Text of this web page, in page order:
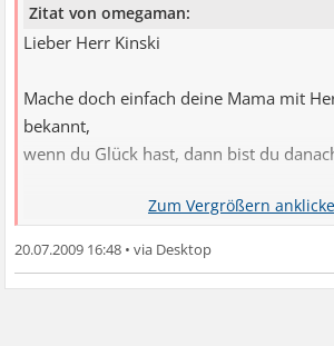
Zitat von omegaman:
Lieber Herr Kinski
Mache doch einfach deine Mama mit
bekannt,
wenn du Glück hast, dann bist du
20.07.2009 16:48 •